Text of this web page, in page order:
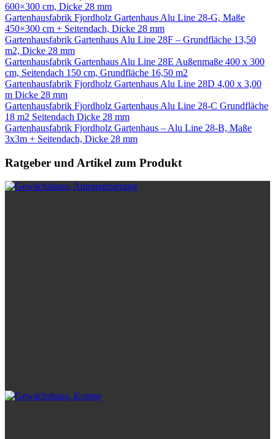
600×300 cm, Dicke 28 mm
Gartenhausfabrik Fjordholz Gartenhaus Alu Line 28-G, Maße
450×300 cm + Seitendach, Dicke 28 mm
Gartenhausfabrik Gartenhaus Alu Line 28F – Grundfläche 13,50
m2, Dicke 28 mm
Gartenhausfabrik Gartenhaus Alu Line 28E Außenmaße 400 x 300
cm, Seitendach 150 cm, Grundfläche 16,50 m2
Gartenhausfabrik Fjordholz Gartenhaus Alu Line 28D 4,00 x 3,00
m Dicke 28 mm
Gartenhausfabrik Fjordholz Gartenhaus Alu Line 28-C Grundfläche
18 m2 Seitendach Dicke 28 mm
Gartenhausfabrik Fjordholz Gartenhaus – Alu Line 28-B, Maße
3x3m + Seitendach, Dicke 28 mm
Ratgeber und Artikel zum Produkt